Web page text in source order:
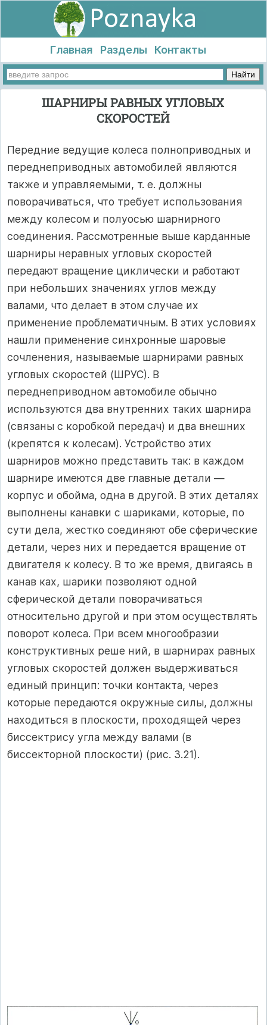
Главная Разделы Контакты
ШАРНИРЫ РАВНЫХ УГЛОВЫХ
СКОРОСТЕЙ
Передние ведущие колеса полноприводных и
переднеприводных автомобилей являются
также и управляемыми, т. е. должны
поворачиваться, что требует использования
между колесом и полуосью шарнирного
соединения. Рассмотренные выше карданные
шарниры неравных угловых скоростей
передают вращение циклически и работают
при небольших значениях углов между
валами, что делает в этом случае их
применение проблематичным. В этих условиях
нашли применение синхронные шаровые
сочленения, называемые шарнирами равных
угловых скоростей (ШРУС). В
переднеприводном автомобиле обычно
используются два внутренних таких шарнира
(связаны с коробкой передач) и два внешних
(крепятся к колесам). Устройство этих
шарниров можно представить так: в каждом
шарнире имеются две главные детали —
корпус и обойма, одна в другой. В этих деталях
выполнены канавки с шариками, которые, по
сути дела, жестко соединяют обе сферические
детали, через них и передается вращение от
двигателя к колесу. В то же время, двигаясь в
канав­ ках, шарики позволяют одной
сферической детали поворачиваться
относительно другой и при этом осуществлять
поворот колеса. При всем многообразии
конструктивных реше­ ний, в шарнирах равных
угловых скоростей должен выдерживаться
единый принцип: точки контакта, через
которые передаются окружные силы, должны
находиться в плоскости, проходящей через
биссектрису угла между валами (в
биссекторной плоскости) (рис. 3.21).